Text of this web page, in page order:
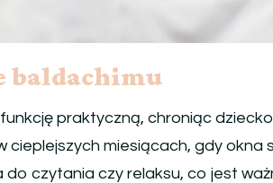
baldachimu
praktyczną, chroniąc
cieplejszych miesiącach, gdy
czytania czy relaksu, co jest